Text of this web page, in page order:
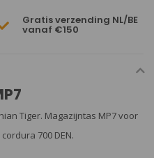
Gratis verzending NL/BE
vanaf €150
Tiger. Magazijntas MP7 voor
700 DEN.